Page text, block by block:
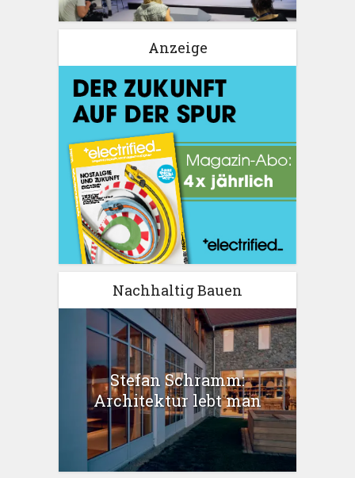
Anzeige
Nachhaltig Bauen
Stefan Schramm:
Architektur lebt man